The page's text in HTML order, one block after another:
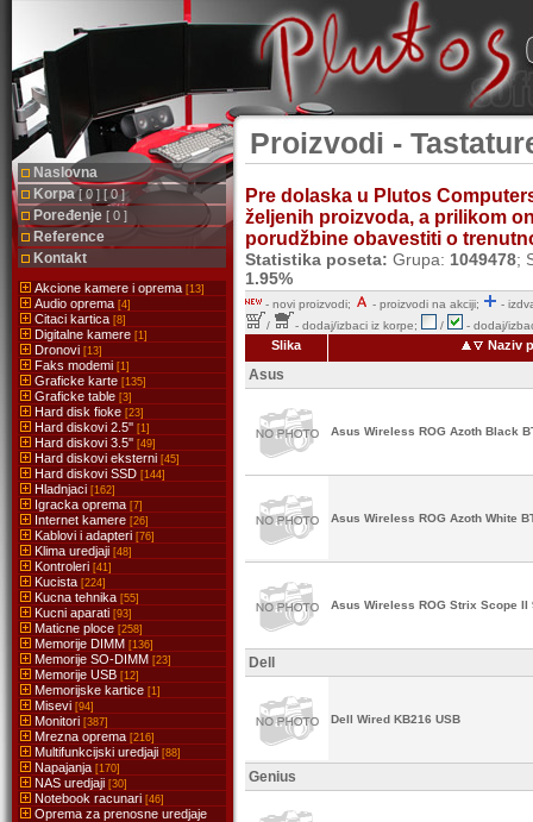
Naslovna
Korpa[ 0 ] [ 0 ]
Poređenje [ 0 ]
Reference
Kontakt
Akcione kamere i oprema [13]
Audio oprema [4]
Citaci kartica [8]
Digitalne kamere [1]
Dronovi [13]
Faks modemi [1]
Graficke karte [135]
Graficke table [3]
Hard disk fioke [23]
Hard diskovi 2.5'' [1]
Hard diskovi 3.5'' [49]
Hard diskovi eksterni [45]
Hard diskovi SSD [144]
Hladnjaci [162]
Igracka oprema [7]
Internet kamere [26]
Kablovi i adapteri [76]
Klima uredjaji [48]
Kontroleri [41]
Kucista [224]
Kucna tehnika [55]
Kucni aparati [93]
Maticne ploce [258]
Memorije DIMM [136]
Memorije SO-DIMM [23]
Memorije USB [12]
Memorijske kartice [1]
Misevi [94]
Monitori [387]
Mrezna oprema [216]
Multifunkcijski uredjaji [88]
Napajanja [170]
NAS uredjaji [30]
Notebook racunari [46]
Oprema za prenosne uredjaje
Proizvodi -
Pre dolaska u Plutos
željenih proizvoda, a prilikom
porudžbine obavestiti o
Statistika poseta: Grupa: 1049478;
1.95%
- novi proizvodi; - proizvodi na akciji;
-
/
- dodaj/izbaci iz korpe; / - dodaj/
Slika Naziv
Asus
Asus Wireless ROG Azoth Black
Asus Wireless ROG Azoth White
Asus Wireless ROG Strix Scope II
Dell
Dell Wired KB216 USB
Genius